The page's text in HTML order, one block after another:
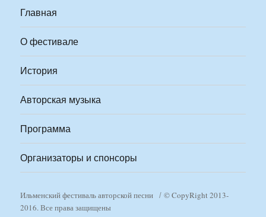
Главная
О фестивале
История
Авторская музыка
Программа
Организаторы и спонсоры
Ильменский фестиваль авторской песни
© CopyRight 2013-
2016. Все права защищены